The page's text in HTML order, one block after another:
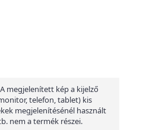
megjelenített kép a kijelző
telefon, tablet) kis
megjelenítésénél használt
nem a termék részei.